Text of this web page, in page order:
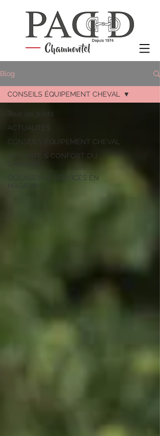
Blog
Tous les posts
ACTUALITÉS
CONSEILS ÉQUIPEMENT CHEVAL
SÉCURITÉ & CONFORT DU
OCCASION & SERVICES EN
CONSEILS ÉQUIPEMENT CHEVAL